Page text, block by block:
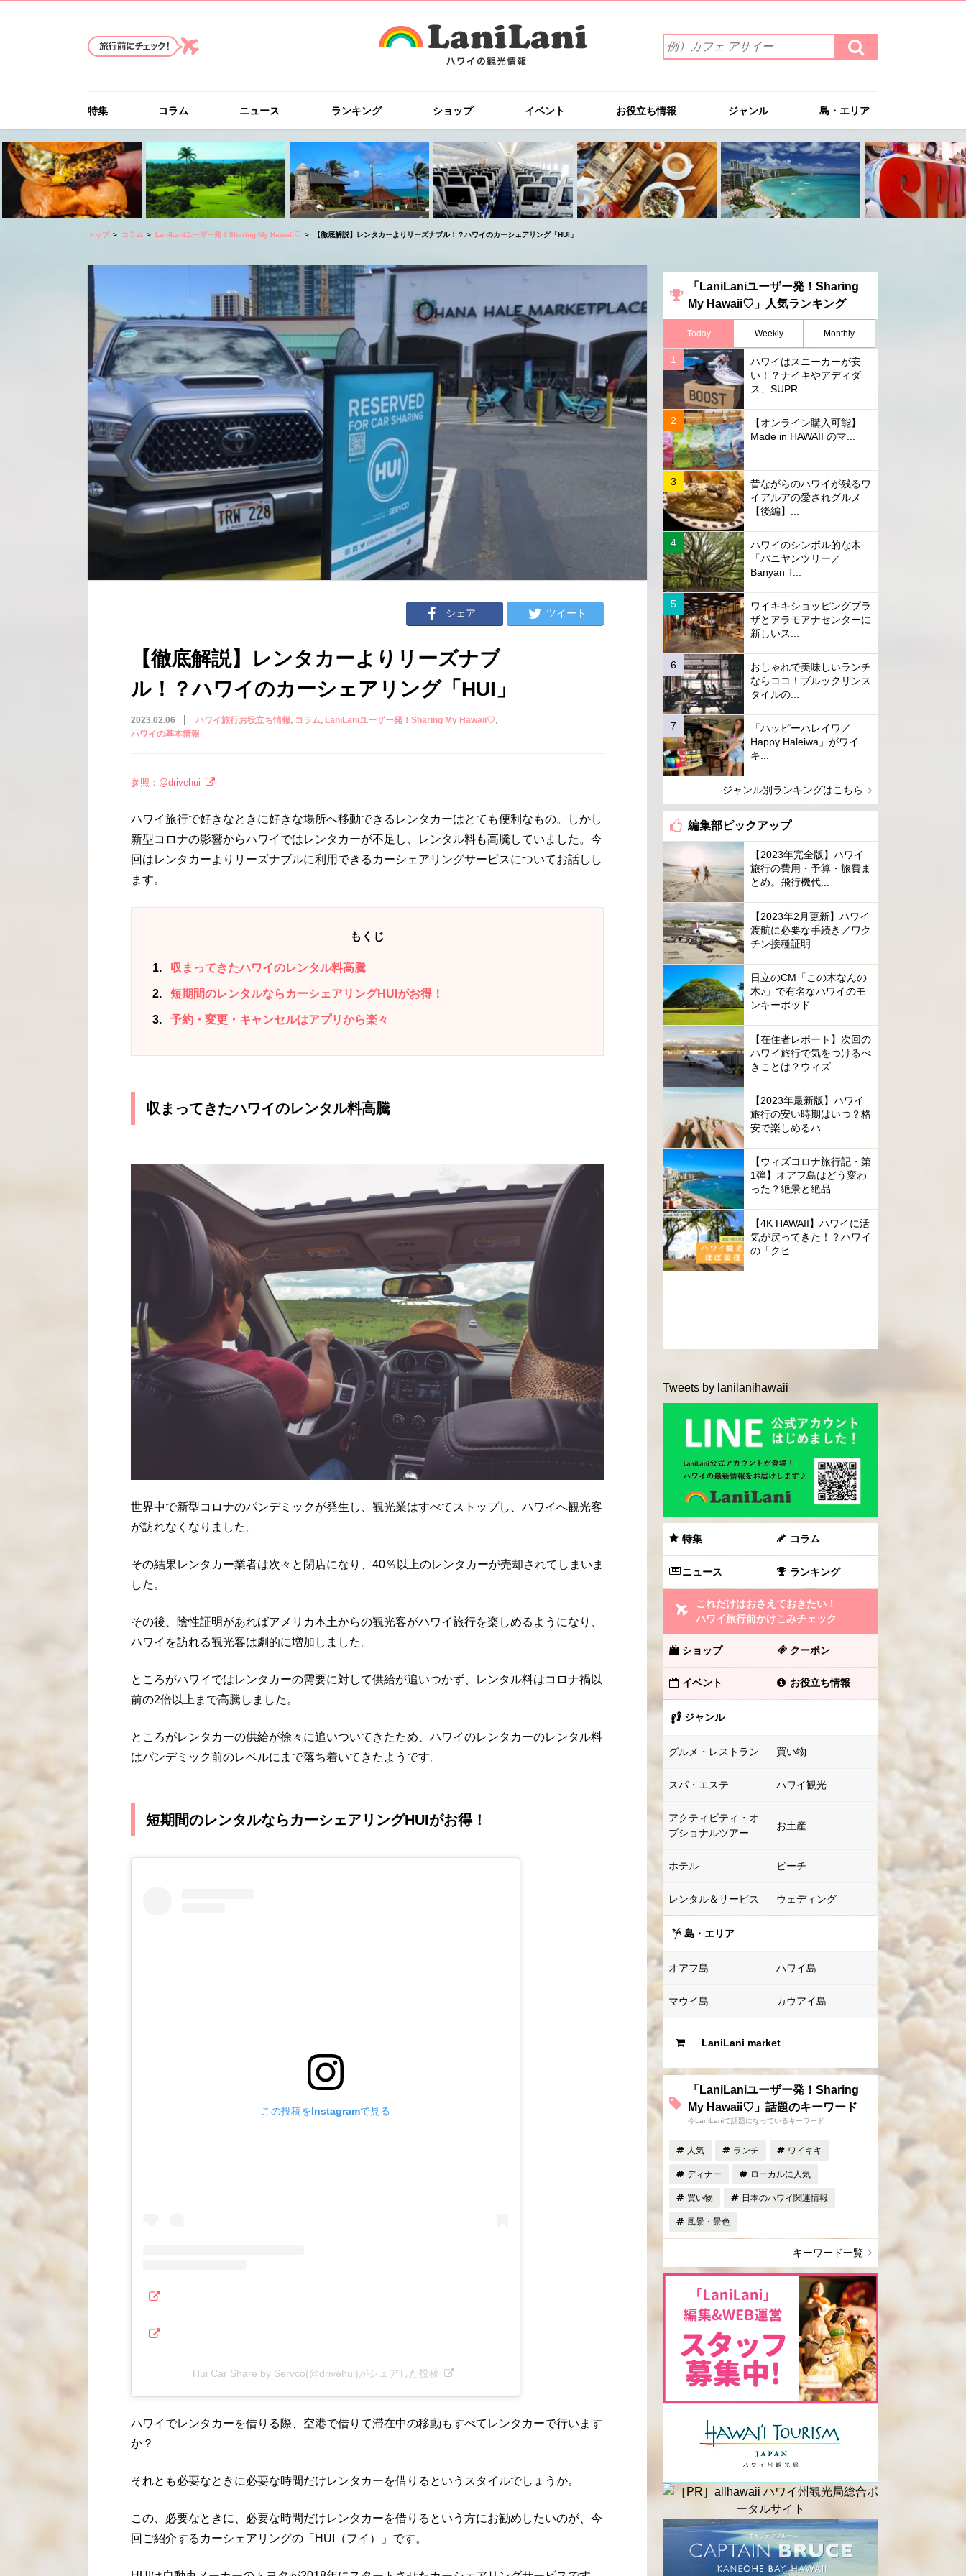
索
ワ
を
入
力
(例）
カ
フ
ェ
イ
ー
検
索
す
特集 コラム ニュース ランキング ショップ イベント お役立ち情報 ジャンル 島・エリア
トップ コラム LaniLaniユーザー発！Sharing My Hawaii♡ 【徹底解説】レンタカーよりリーズナブル！？ハワイのカーシェアリング「HUI」
シェア ツイート
【徹底解説】レンタカーよりリーズナブ
ル！？ハワイのカーシェアリング「HUI」
2023.02.06 ハワイ旅行お役立ち情報 コラム LaniLaniユーザー発！Sharing My Hawaii♡
ハワイの基本情報
参照：@drivehui
ハワイ旅行で好きなときに好きな場所へ移動できるレンタカーはとても便利なもの。しかし
新型コロナの影響からハワイではレンタカーが不足し、レンタル料も高騰していました。今
回はレンタカーよりリーズナブルに利用できるカーシェアリングサービスについてお話しし
ます。
もくじ
1 収まってきたハワイのレンタル料高騰
2 短期間のレンタルならカーシェアリングHUIがお得！
3 予約・変更・キャンセルはアプリから楽々
収まってきたハワイのレンタル料高騰
世界中で新型コロナのパンデミックが発生し、観光業はすべてストップし、ハワイへ観光客
が訪れなくなりました。
その結果レンタカー業者は次々と閉店になり、40％以上のレンタカーが売却されてしまいま
した。
その後、陰性証明があればアメリカ本土からの観光客がハワイ旅行を楽しめるようになり、
ハワイを訪れる観光客は劇的に増加しました。
ところがハワイではレンタカーの需要に対して供給が追いつかず、レンタル料はコロナ禍以
前の2倍以上まで高騰しました。
ところがレンタカーの供給が徐々に追いついてきたため、ハワイのレンタカーのレンタル料
はパンデミック前のレベルにまで落ち着いてきたようです。
短期間のレンタルならカーシェアリングHUIがお得！
この投稿をInstagramで見る
Hui Car Share by Servco(@drivehui)がシェアした投稿
ハワイでレンタカーを借りる際、空港で借りて滞在中の移動もすべてレンタカーで行います
か？
それとも必要なときに必要な時間だけレンタカーを借りるというスタイルでしょうか。
この、必要なときに、必要な時間だけレンタカーを借りるという方にお勧めしたいのが、今
回ご紹介するカーシェアリングの「HUI（フイ）」です。
「LaniLaniユーザー発！Sharing
My Hawaii♡」人気ランキング
Today Weekly Monthly
ハワイはスニーカーが安
い！？ナイキやアディダ
ス、SUPR...
【オンライン購入可能】
Made in HAWAII のマ...
昔ながらのハワイが残るワ
イアルアの愛されグルメ
【後編】...
ハワイのシンボル的な木
「バニヤンツリー／
Banyan T...
ワイキキショッピングプラ
ザとアラモアナセンターに
新しいス...
おしゃれで美味しいランチ
ならココ！ブルックリンス
タイルの...
「ハッピーハレイワ／
Happy Haleiwa」がワイ
キ...
ジャンル別ランキングはこちら
編集部ピックアップ
【2023年完全版】ハワイ
旅行の費用・予算・旅費ま
とめ。飛行機代...
【2023年2月更新】ハワイ
渡航に必要な手続き／ワク
チン接種証明...
日立のCM「この木なんの
木♪」で有名なハワイのモ
ンキーポッド
【在住者レポート】次回の
ハワイ旅行で気をつけるべ
きことは？ウィズ...
【2023年最新版】ハワイ
旅行の安い時期はいつ？格
安で楽しめるハ...
【ウィズコロナ旅行記・第
1弾】オアフ島はどう変わ
った？絶景と絶品...
【4K HAWAII】ハワイに活
気が戻ってきた！？ハワイ
の「クヒ...
Tweets by lanilanihawaii
特集 コラム
ニュース ランキング
これだけはおさえておきたい！
ハワイ旅行前かけこみチェック
ショップ クーポン
イベント お役立ち情報
ジャンル
グルメ・レストラン 買い物
スパ・エステ ハワイ観光
アクティビティ・オ
プショナルツアー
お土産
ホテル ビーチ
レンタル＆サービス ウェディング
島・エリア
オアフ島 ハワイ島
マウイ島 カウアイ島
LaniLani market
「LaniLaniユーザー発！Sharing
My Hawaii♡」話題のキーワード
今LaniLaniで話題になっているキーワード
人気 ランチ ワイキキ
ディナー ローカルに人気
買い物 日本のハワイ関連情報
風景・景色
キーワード一覧